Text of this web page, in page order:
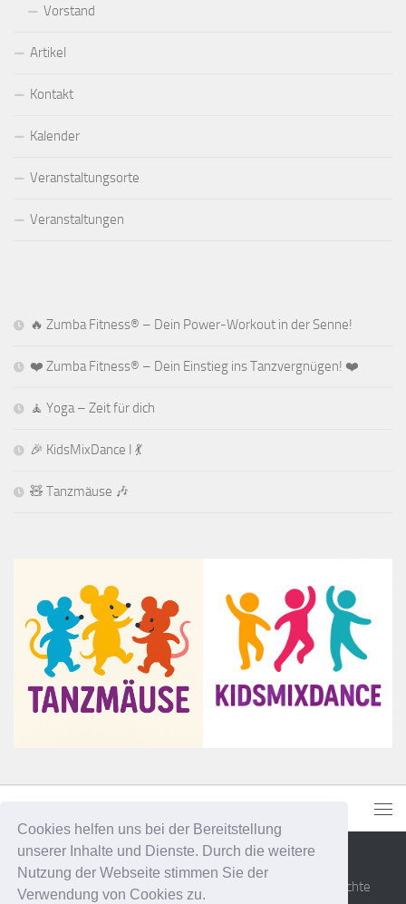
Cookies helfen uns bei der Bereitstellung
unserer Inhalte und Dienste. Durch die weitere
Nutzung der Webseite stimmen Sie der
Verwendung von Cookies zu.
Vorstand
Artikel
Kontakt
Kalender
Veranstaltungsorte
Veranstaltungen
🔥 Zumba Fitness® – Dein Power-Workout in der Senne!
❤️ Zumba Fitness® – Dein Einstieg ins Tanzvergnügen! ❤️
🧘 Yoga – Zeit für dich
🎉 KidsMixDance I 💃
🧸 Tanzmäuse 🎶
Senner Tanzsportfreunde Bielefeld e.V. © 2026. Alle Rechte